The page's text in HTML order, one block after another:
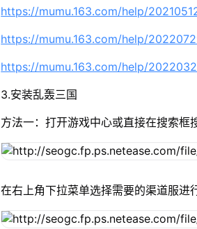
https://mumu.163.com/help/
https://mumu.163.com/help/
https://mumu.163.com/help/
3.安装乱轰三国
方法一：打开游戏中心或直接在搜索框
在右上角下拉菜单选择需要的渠道服进